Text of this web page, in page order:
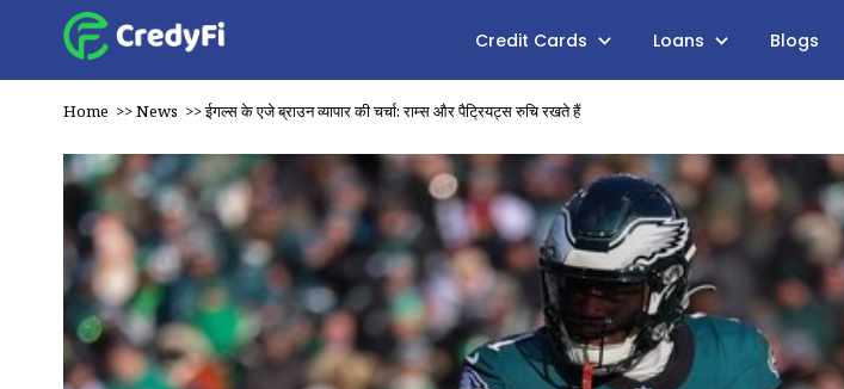
Credit Cards Loans Blogs
Home >>News >>ईगल्स के एजे ब्राउन व्यापार की चर्चा: राम्स और पैट्रियट्स रुचि रखते हैं